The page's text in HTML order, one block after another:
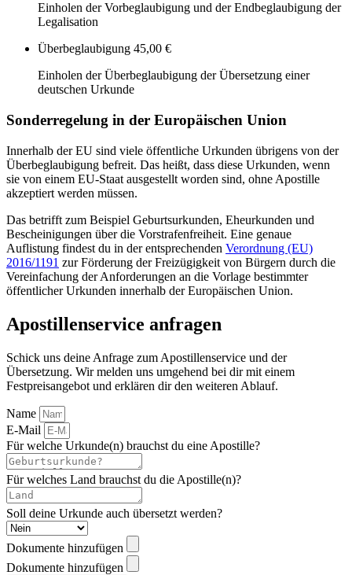
Einholen der Vorbeglaubigung und der Endbeglaubigung der
Legalisation
Überbeglaubigung 45,00 €
Einholen der Überbeglaubigung der Übersetzung einer
deutschen Urkunde
Sonderregelung in der Europäischen Union
Innerhalb der EU sind viele öffentliche Urkunden übrigens von der
Überbeglaubigung befreit. Das heißt, dass diese Urkunden, wenn
sie von einem EU-Staat ausgestellt worden sind, ohne Apostille
akzeptiert werden müssen.
Das betrifft zum Beispiel Geburtsurkunden, Eheurkunden und
Bescheinigungen über die Vorstrafenfreiheit. Eine genaue
Auflistung findest du in der entsprechenden Verordnung (EU)
2016/1191 zur Förderung der Freizügigkeit von Bürgern durch die
Vereinfachung der Anforderungen an die Vorlage bestimmter
öffentlicher Urkunden innerhalb der Europäischen Union.
Apostillenservice anfragen
Schick uns deine Anfrage zum Apostillenservice und der
Übersetzung. Wir melden uns umgehend bei dir mit einem
Festpreisangebot und erklären dir den weiteren Ablauf.
Name
E-Mail
Für welche Urkunde(n) brauchst du eine Apostille?
Für welches Land brauchst du die Apostille(n)?
Soll deine Urkunde auch übersetzt werden?
Dokumente hinzufügen
Dokumente hinzufügen